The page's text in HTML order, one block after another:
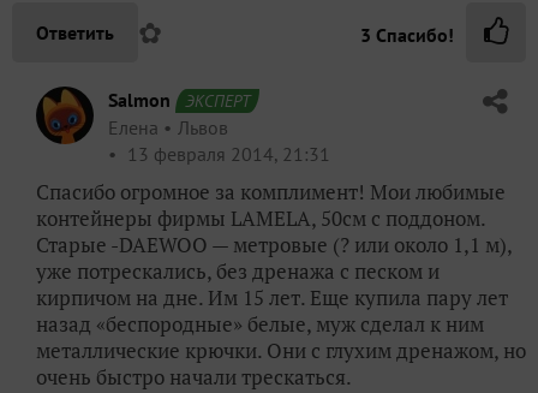
Ответить ✿ 3 Спасибо!
Salmon ЭКСПЕРТ
Елена
Львов
13 февраля 2014, 21:31
Спасибо огромное за комплимент! Мои любимые
контейнеры фирмы LAMELA, 50см с поддоном.
Старые -DAEWOO — метровые (? или около 1,1 м),
уже потрескались, без дренажа с песком и
кирпичом на дне. Им 15 лет. Еще купила пару лет
назад «беспородные» белые, муж сделал к ним
металлические крючки. Они с глухим дренажом, но
очень быстро начали трескаться.